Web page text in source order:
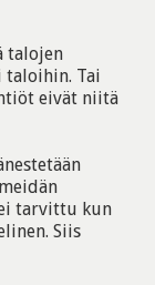
talojen
taloihin. Tai
eivät niitä
tarvittu kun
Siis